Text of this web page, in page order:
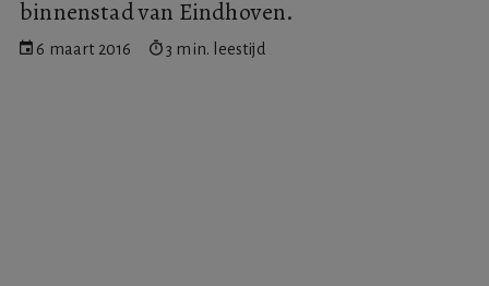
binnenstad van Eindhoven.
6 maart 2016 3 min. leestijd